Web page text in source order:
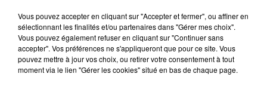
Weezer prépare la sortie de son nouvel
album en dévoilant une...
Vous pouvez accepter en cliquant sur "Accepter et fermer", ou affiner en
sélectionnant les finalités et/ou partenaires dans "Gérer mes choix".
Vous pouvez également refuser en cliquant sur "Continuer sans
accepter". Vos préférences ne s'appliqueront que pour ce site. Vous
pouvez mettre à jour vos choix, ou retirer votre consentement à tout
moment via le lien "Gérer les cookies" situé en bas de chaque page.